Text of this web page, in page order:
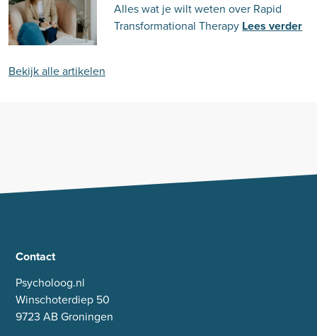
Alles wat je wilt weten over Rapid
Transformational Therapy Lees verder
Bekijk alle artikelen
Contact
Psycholoog.nl
Winschoterdiep 50
9723 AB Groningen